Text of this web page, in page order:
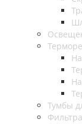
Тумбы